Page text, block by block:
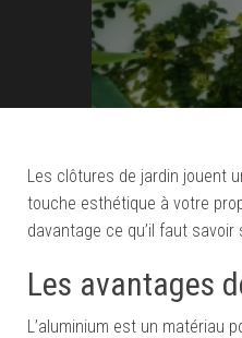
Les clôtures de jardin jouent
touche esthétique à votre
davantage ce qu’il faut
Les avantages
L’aluminium est un matériau